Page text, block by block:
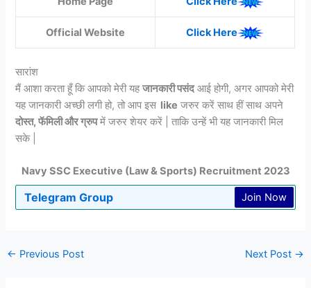
Official Website Click Here
सारांश
मैं आशा करता हूँ कि आपको मेरी यहजानकारी पसंदआई होगी, अगर आपको मेरी
यह जानकारी अच्छी लगी हो, तो आप इस like जरुर करें साथ हीं साथ अपने
दोस्त, फॅमिली और ग्रुपमें जरुर शेयर करें | ताकि उन्हें भी यह जानकारी मिल
सके |
Navy SSC Executive (Law & Sports) Recruitment 2023
Telegram Group Join Now
← Previous Post Next Post →